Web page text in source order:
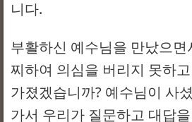
니다.
부활하신 예수님을 만났으면
찌하여 의심을 버리지 못하
가졌겠습니까? 예수님이 사
가서 우리가 질문하고 대답